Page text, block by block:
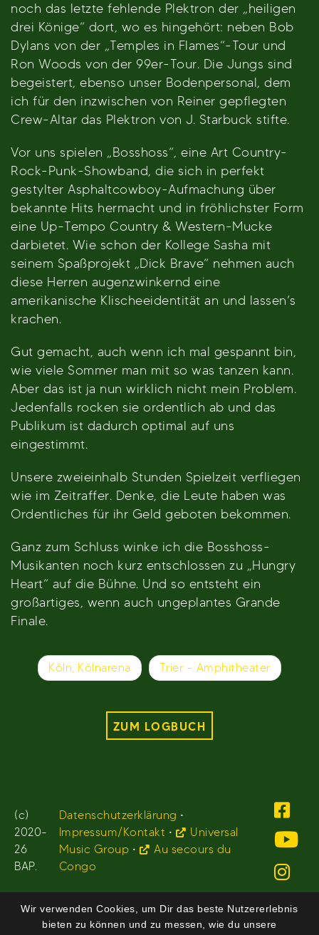
noch das letzte fehlende Plektron der „heiligen
drei Könige“ dort, wo es hingehört: neben Bob
Dylans von der „Temples in Flames“-Tour und
Ron Woods von der 99er-Tour. Die Jungs sind
begeistert, ebenso unser Bodenpersonal, dem
ich für den inzwischen von Reiner gepflegten
Crew-Altar das Plektron von J. Starbuck stifte.
Vor uns spielen „Bosshoss“, eine Art Country-
Rock-Punk-Showband, die sich in perfekt
gestylter Asphaltcowboy-Aufmachung über
bekannte Hits hermacht und in fröhlichster Form
eine Up-Tempo Country & Western-Mucke
darbietet. Wie schon der Kollege Sasha mit
seinem Spaßprojekt „Dick Brave“ nehmen auch
diese Herren augenzwinkernd eine
amerikanische Klischeeidentität an und lassen’s
krachen.
Gut gemacht, auch wenn ich mal gespannt bin,
wie viele Sommer man mit so was tanzen kann.
Aber das ist ja nun wirklich nicht mein Problem.
Jedenfalls rocken sie ordentlich ab und das
Publikum ist dadurch optimal auf uns
eingestimmt.
Unsere zweieinhalb Stunden Spielzeit verfliegen
wie im Zeitraffer. Denke, die Leute haben was
Ordentliches für ihr Geld geboten bekommen.
Ganz zum Schluss winke ich die Bosshoss-
Musikanten noch kurz entschlossen zu „Hungry
Heart“ auf die Bühne. Und so entsteht ein
großartiges, wenn auch ungeplantes Grande
Finale.
Beitragsnavigation
Köln, Kölnarena Trier – Amphitheater
ZUM LOGBUCH
(c)
2020-
26
BAP.
Datenschutzerklärung •
Impressum/Kontakt •
Universal
Music Group •
Au secours du
Congo
Wir verwenden Cookies, um Dir das beste Nutzererlebnis
bieten zu können und zu messen, wie du unsere